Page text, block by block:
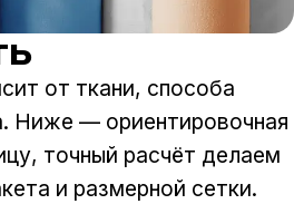
от ткани, способа
Ниже — ориентировочная
точный расчёт делаем
и размерной сетки.